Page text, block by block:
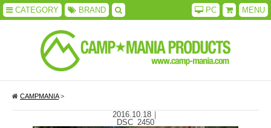
CATEGORY BRAND MENU
PC
CAMPMANIA>
2016.10.18｜
DSC_2450